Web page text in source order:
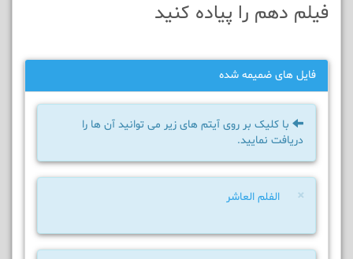
فيلم دهم را پياده کنيد
فایل های ضمیمه شده
با کلیک بر روی آیتم های زیر می توانید آن ها را
دریافت نمایید.
× الفلم العاشر